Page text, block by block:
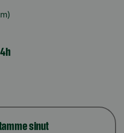
sinut